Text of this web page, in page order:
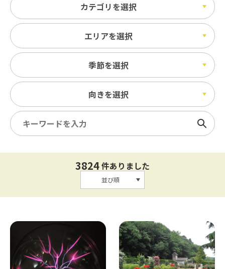
カテゴリを選択
エリアを選択
季節を選択
向きを選択
検索
3824件ありました
並び順